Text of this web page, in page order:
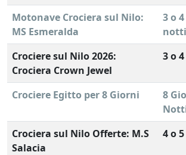
Motonave Crociera sul Nilo:
MS Esmeralda
3 o
notti
Crociere sul Nilo 2026:
Crociera Crown Jewel
3 o
Crociere Egitto per 8 Giorni
8
Crociera sul Nilo Offerte: M.S
Salacia
4 o